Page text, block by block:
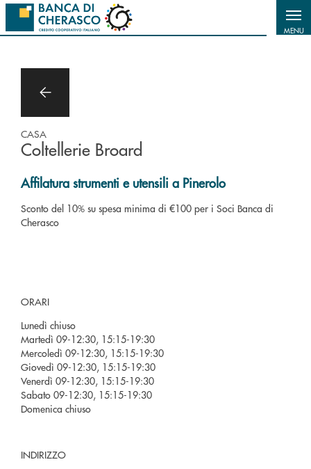
Salta al contenuto principale
MENU
CASA
Coltellerie Broard
Affilatura strumenti e utensili a Pinerolo
Sconto del 10% su spesa minima di €100 per i Soci Banca di
Cherasco
ORARI
Lunedì chiuso
Martedì 09-12:30, 15:15-19:30
Mercoledì 09-12:30, 15:15-19:30
Giovedì 09-12:30, 15:15-19:30
Venerdì 09-12:30, 15:15-19:30
Sabato 09-12:30, 15:15-19:30
Domenica chiuso
INDIRIZZO